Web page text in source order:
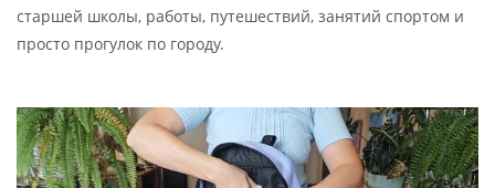
старшей школы, работы, путешествий, занятий спортом и
просто прогулок по городу.